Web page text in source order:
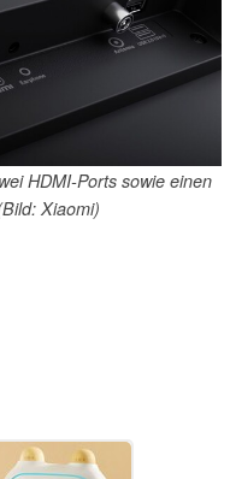
HDMI-Ports sowie einen
Xiaomi)